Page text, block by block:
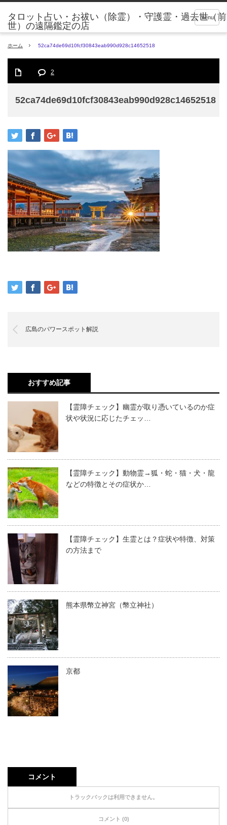
menu
タロット占い・お祓い（除霊）・守護霊・過去世（前
世）の遠隔鑑定の店
ホーム 52ca74de69d10fcf30843eab990d928c14652518
2
52ca74de69d10fcf30843eab990d928c14652518
広島のパワースポット解説
おすすめ記事
【霊障チェック】幽霊が取り憑いているのか症
状や状況に応じたチェッ…
【霊障チェック】動物霊→狐・蛇・猫・犬・龍
などの特徴とその症状か…
【霊障チェック】生霊とは？症状や特徴、対策
の方法まで
熊本県幣立神宮（幣立神社）
京都
コメント
トラックバックは利用できません。
コメント (0)